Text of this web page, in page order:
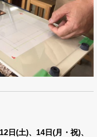
日(土)、14日(月・祝)、